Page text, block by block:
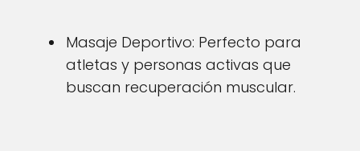
Masaje Deportivo: Perfecto para
atletas y personas activas que
buscan recuperación muscular.